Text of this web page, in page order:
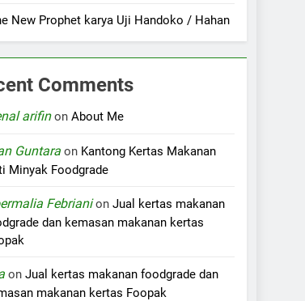
New Prophet karya Uji Handoko / Hahan
Comments
arifinonAbout Me
Guntara on Kantong Kertas Makanan
Minyak Foodgrade
FebrianionJual kertas makanan
dan kemasan makanan kertas
onJual kertas makanan foodgrade dan
makanan kertas Foopak